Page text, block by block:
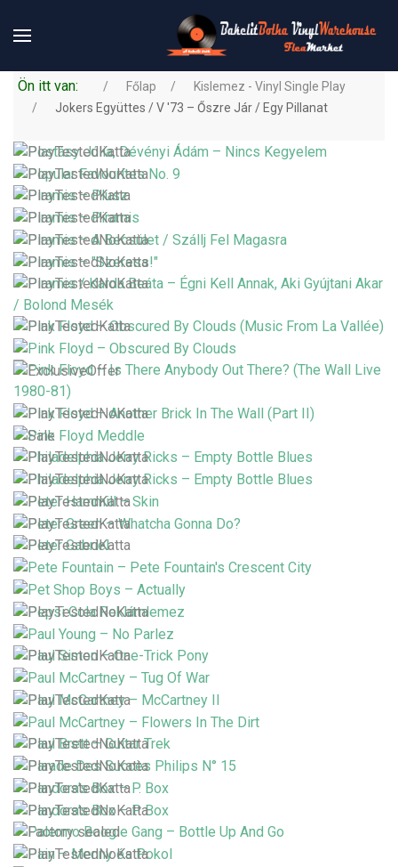
Ön itt van: Főlap
Kislemez - Vinyl Single Play
Jokers Együttes / V '73 – Őszre Jár / Egy Pillanat